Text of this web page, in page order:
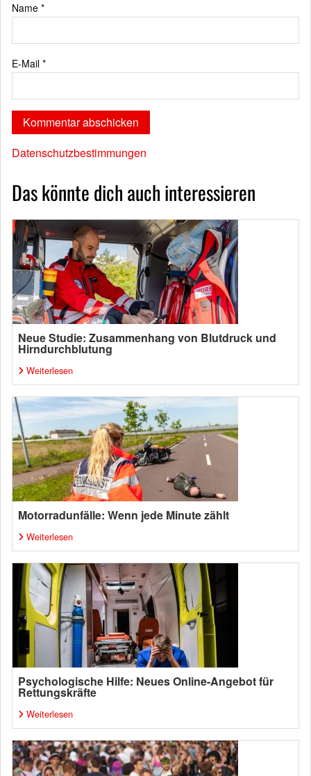
Name *
E-Mail *
Datenschutzbestimmungen
Das könnte dich auch interessieren
Neue Studie: Zusammenhang von Blutdruck und
Hirndurchblutung
Weiterlesen
Motorradunfälle: Wenn jede Minute zählt
Weiterlesen
Psychologische Hilfe: Neues Online-Angebot für
Rettungskräfte
Weiterlesen